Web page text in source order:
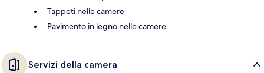
Tappeti nelle camere
Pavimento in legno nelle camere
Servizi della camera